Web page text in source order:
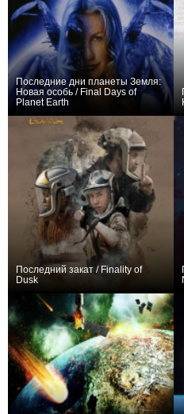
Последние дни планеты Земля:
Новая особь / Final Days of
Planet Earth
Последний закат / Finality of
Dusk